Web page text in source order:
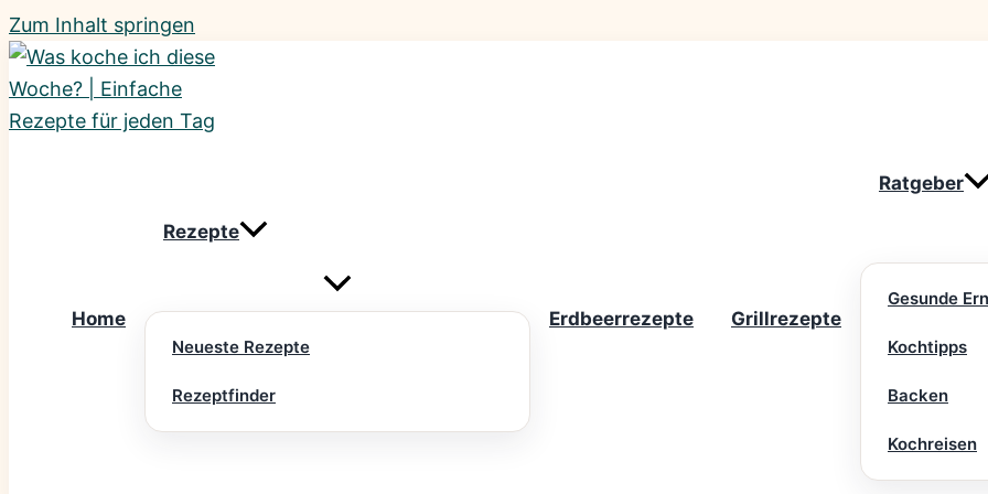
Zum Inhalt springen
Home
Rezepte
Neueste Rezepte
Rezeptfinder
Erdbeerrezepte Grillrezepte
Ratgeber
Gesunde
Kochtipps
Backen
Kochreisen